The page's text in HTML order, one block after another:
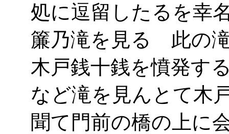
処に逗留したるを幸
簾乃滝を見る 此の
木戸銭十銭を憤発す
など滝を見んとて木
聞て門前の橋の上に